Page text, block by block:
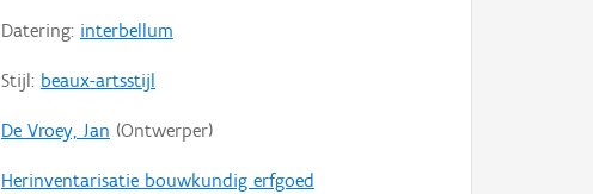
Datering: interbellum
Stijl: beaux-artsstijl
De Vroey, Jan (Ontwerper)
Herinventarisatie bouwkundig erfgoed